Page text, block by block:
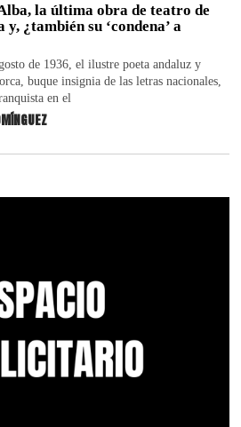
la última obra de teatro de
¿también su ‘condena’ a
de 1936, el ilustre poeta andaluz y
buque insignia de las letras nacionales,
en el